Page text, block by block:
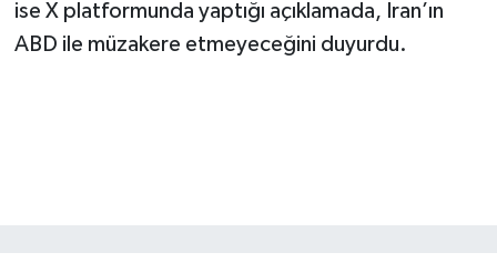
ise X platformunda yaptığı açıklamada, İran’ın
ABD ile müzakere etmeyeceğini duyurdu.